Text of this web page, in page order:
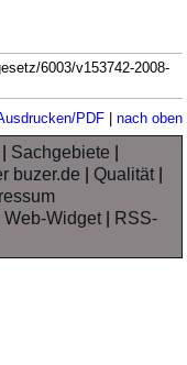
6003/v153742-2008-
PDF| nach oben
Sachgebiete
buzer.de |Qualität|
|Web-Widget|
RSS-